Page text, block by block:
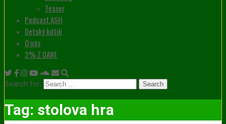
Teaser
Podcast ASH
Detský kútik
O nás
2% Z DANE
Search for:
Tag: stolova hra